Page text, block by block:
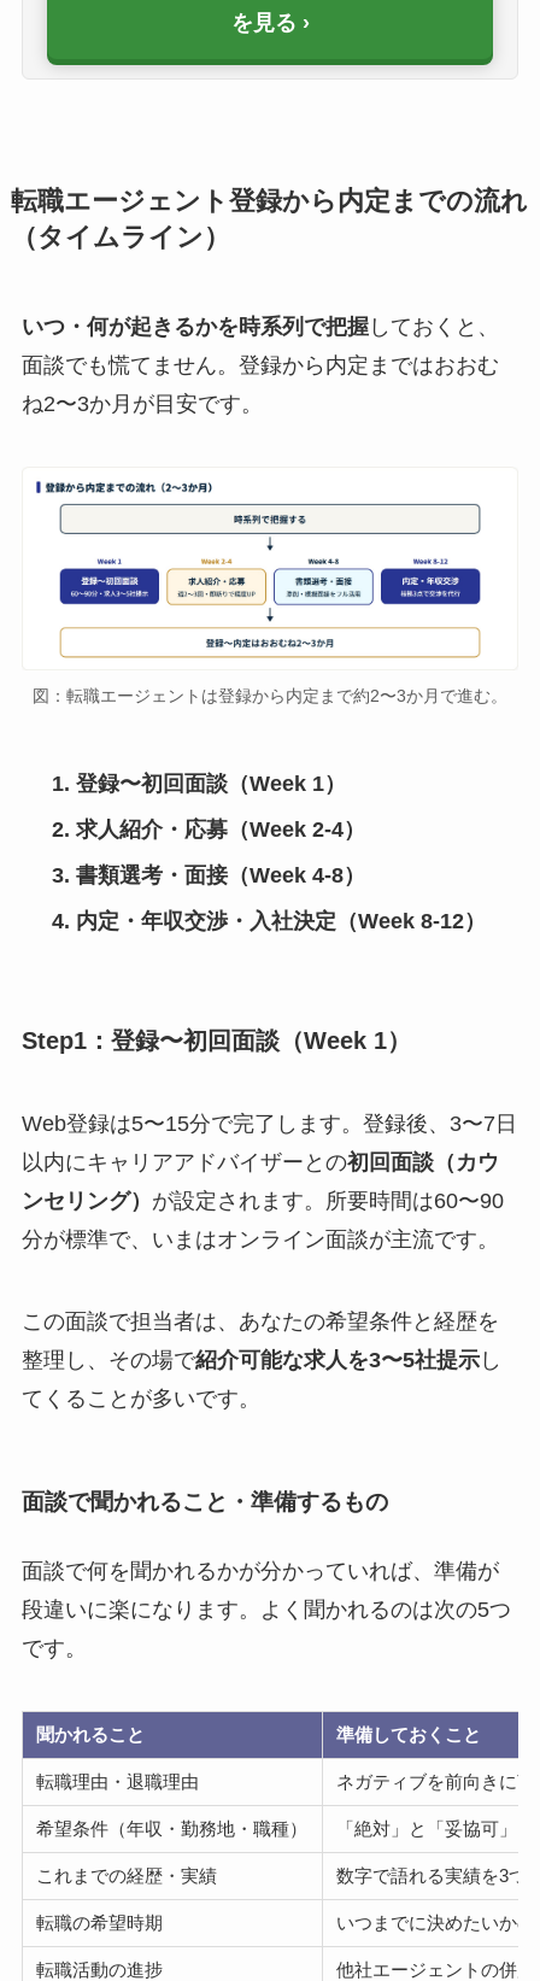
を見る
転職エージェント登録から内定までの流れ
（タイムライン）
いつ・何が起きるかを時系列で把握しておくと、
面談でも慌てません。登録から内定まではおおむ
ね2〜3か月が目安です。
図：転職エージェントは登録から内定まで約2〜3か月で進む。
登録〜初回面談（Week 1）
求人紹介・応募（Week 2-4）
書類選考・面接（Week 4-8）
内定・年収交渉・入社決定（Week 8-12）
Step1：登録〜初回面談（Week 1）
Web登録は5〜15分で完了します。登録後、3〜7日
以内にキャリアアドバイザーとの初回面談（カウ
ンセリング） が設定されます。所要時間は60〜90
分が標準で、いまはオンライン面談が主流です。
この面談で担当者は、あなたの希望条件と経歴を
整理し、その場で紹介可能な求人を3〜5社提示し
てくることが多いです。
面談で聞かれること・準備するもの
面談で何を聞かれるかが分かっていれば、準備が
段違いに楽になります。よく聞かれるのは次の5つ
です。
聞かれること 準備しておくこと
転職理由・退職理由 ネガティブを前向きに
希望条件（年収・勤務地・職種） 「絶対」と「妥協可」
これまでの経歴・実績 数字で語れる実績を3つ
転職の希望時期 いつまでに決めたいかの
転職活動の進捗 他社エージェントの併用